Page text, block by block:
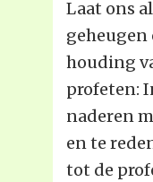
Laat ons
geheugen
houding
profeten:
naderen
en te
tot de